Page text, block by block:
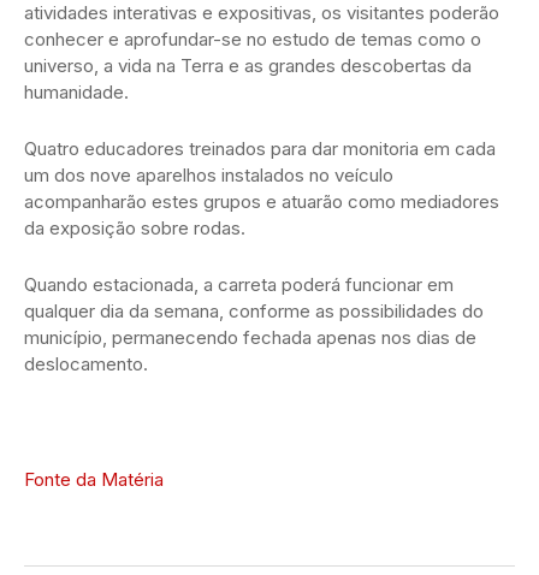
atividades interativas e expositivas, os visitantes poderão
conhecer e aprofundar-se no estudo de temas como o
universo, a vida na Terra e as grandes descobertas da
humanidade.
Quatro educadores treinados para dar monitoria em cada
um dos nove aparelhos instalados no veículo
acompanharão estes grupos e atuarão como mediadores
da exposição sobre rodas.
Quando estacionada, a carreta poderá funcionar em
qualquer dia da semana, conforme as possibilidades do
município, permanecendo fechada apenas nos dias de
deslocamento.
Fonte da Matéria